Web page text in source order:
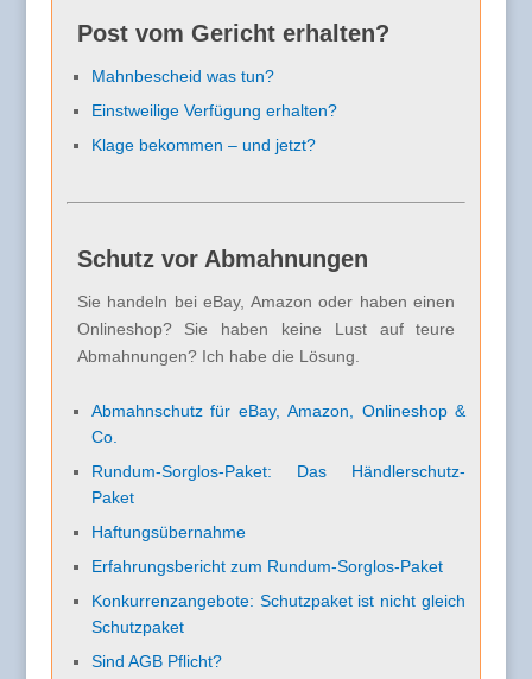
Post vom Gericht erhalten?
Mahnbescheid was tun?
Einstweilige Verfügung erhalten?
Klage bekommen – und jetzt?
Schutz vor Abmahnungen
Sie handeln bei eBay, Amazon oder haben einen
Onlineshop? Sie haben keine Lust auf teure
Abmahnungen? Ich habe die Lösung.
Abmahnschutz für eBay, Amazon, Onlineshop &
Co.
Rundum-Sorglos-Paket: Das Händlerschutz-
Paket
Haftungsübernahme
Erfahrungsbericht zum Rundum-Sorglos-Paket
Konkurrenzangebote: Schutzpaket ist nicht gleich
Schutzpaket
Sind AGB Pflicht?